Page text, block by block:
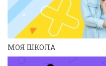
МОЯ ШКОЛА